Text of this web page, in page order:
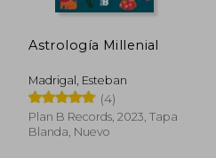
45%
Astrología Millenial
Madrigal, Esteban
(4)
Plan B Records, 2023, Tapa
Blanda, Nuevo